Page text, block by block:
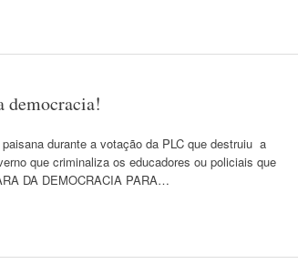
democracia!
durante a votação da PLC que destruiu a
que criminaliza os educadores ou policiais que
DA DEMOCRACIA PARA…